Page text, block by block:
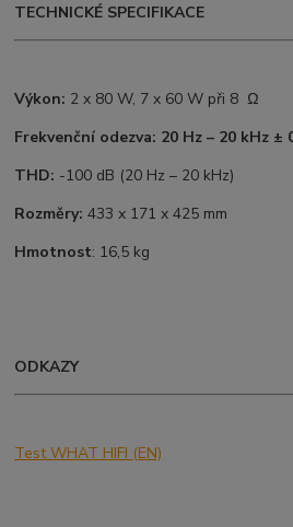
TECHNICKÉ SPECIFIKACE
Výkon: 2 x 80 W, 7 x 60 W při 8 Ω
Frekvenční odezva: 20 Hz – 20 kHz ±
THD: -100 dB (20 Hz – 20 kHz)
Rozměry: 433 x 171 x 425 mm
Hmotnost: 16,5 kg
ODKAZY
Test WHAT HIFI (EN)